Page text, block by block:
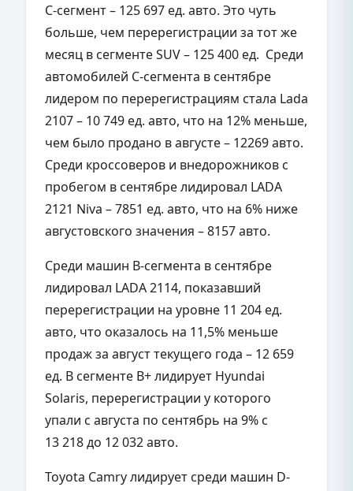
С-сегмент – 125 697 ед. авто. Это чуть
больше, чем перерегистрации за тот же
месяц в сегментеSUV – 125 400 ед. Среди
автомобилей С-сегмента в сентябре
лидером по перерегистрациям стала Lada
2107 – 10 749 ед. авто, что на 12% меньше,
чем было продано в августе – 12269 авто.
Среди кроссоверов и внедорожников с
пробегом в сентябре лидировал LADA
2121 Niva – 7851 ед. авто, что на 6% ниже
августовского значения – 8157 авто.
Среди машин B-сегмента в сентябре
лидировал LADA 2114, показавший
перерегистрации на уровне 11 204 ед.
авто, что оказалось на 11,5% меньше
продаж за август текущего года – 12 659
ед. В сегменте B+лидирует Hyundai
Solaris, перерегистрации у которого
упали с августа по сентябрь на 9% с
13 218 до 12 032 авто.
Toyota Camry лидирует среди машин D-